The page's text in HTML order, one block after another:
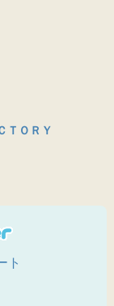
ＴＯＲＹ
ト